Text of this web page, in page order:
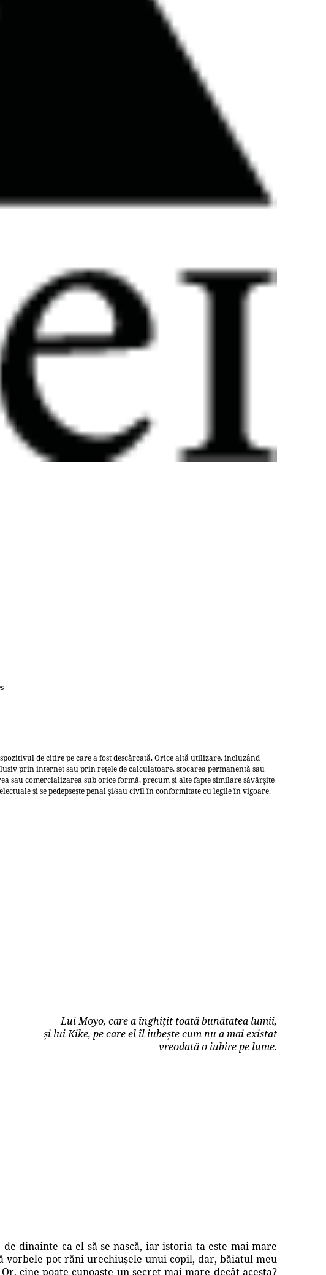
de citire pe care a fost descărcată. Orice altă utilizare, incluzând
prin internet sau prin rețele de calculatoare, stocarea permanentă sau
sau comercializarea sub orice formă, precum și alte fapte similare săvârșite
și se pedepsește penal și/sau civil în conformitate cu legile în vigoare.
Lui Moyo, care a înghițit toată bunătatea lumii,
și lui Kike, pe care el îl iubește cum nu a mai existat
vreodată o iubire pe lume.
dinainte ca el să se nască, iar istoria ta este mai mare
vorbele pot răni urechiușele unui copil, dar, băiatul meu
cine poate cunoaște un secret mai mare decât acesta?